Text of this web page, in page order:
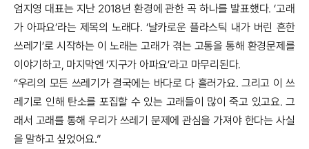
엄지영 대표는 지난 2018년 환경에 관한 곡 하나를 발표했다. ‘고래
가 아파요’라는 제목의 노래다. ‘날카로운 플라스틱 내가 버린 흔한
쓰레기’로 시작하는 이 노래는 고래가 겪는 고통을 통해 환경문제를
이야기하고, 마지막엔 ‘지구가 아파요’라고 마무리된다.
“우리의 모든 쓰레기가 결국에는 바다로 다 흘러가요. 그리고 이 쓰
레기로 인해 탄소를 포집할 수 있는 고래들이 많이 죽고 있고요. 그
래서 고래를 통해 우리가 쓰레기 문제에 관심을 가져야 한다는 사실
을 말하고 싶었어요.”